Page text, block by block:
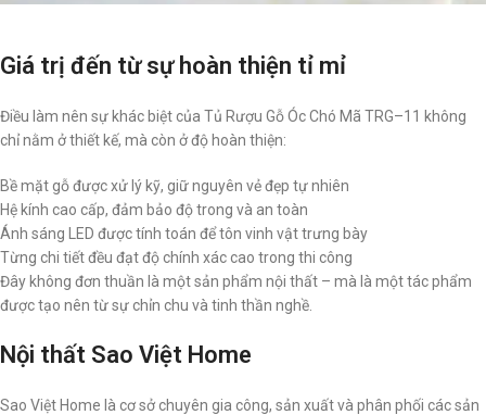
Giá trị đến từ sự hoàn thiện tỉ mỉ
Điều làm nên sự khác biệt của Tủ Rượu Gỗ Óc Chó Mã TRG–11 không
chỉ nằm ở thiết kế, mà còn ở độ hoàn thiện:
Bề mặt gỗ được xử lý kỹ, giữ nguyên vẻ đẹp tự nhiên
Hệ kính cao cấp, đảm bảo độ trong và an toàn
Ánh sáng LED được tính toán để tôn vinh vật trưng bày
Từng chi tiết đều đạt độ chính xác cao trong thi công
Đây không đơn thuần là một sản phẩm nội thất – mà là một tác phẩm
được tạo nên từ sự chỉn chu và tinh thần nghề.
Nội thất Sao Việt Home
Sao Việt Home là cơ sở chuyên gia công, sản xuất và phân phối các sản